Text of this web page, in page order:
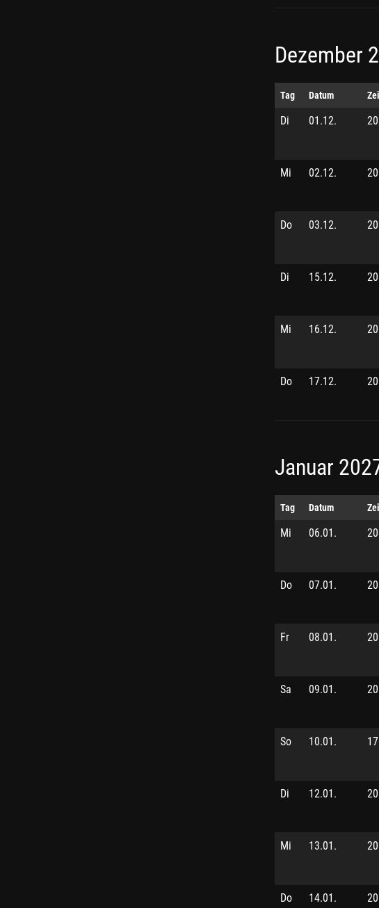
Dezember
Tag Datum
Di 01.12.
Mi 02.12.
Do 03.12.
Di 15.12.
Mi 16.12.
Do 17.12.
Januar
Tag Datum
Mi 06.01.
Do 07.01.
Fr 08.01.
Sa 09.01.
So 10.01.
Di 12.01.
Mi 13.01.
Do 14.01.